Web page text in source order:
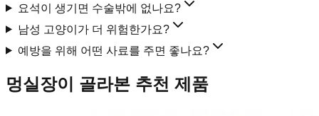
요석이 생기면 수술밖에 없나요?
남성 고양이가 더 위험한가요?
예방을 위해 어떤 사료를 주면 좋나요?
멍실장이 골라본 추천 제품